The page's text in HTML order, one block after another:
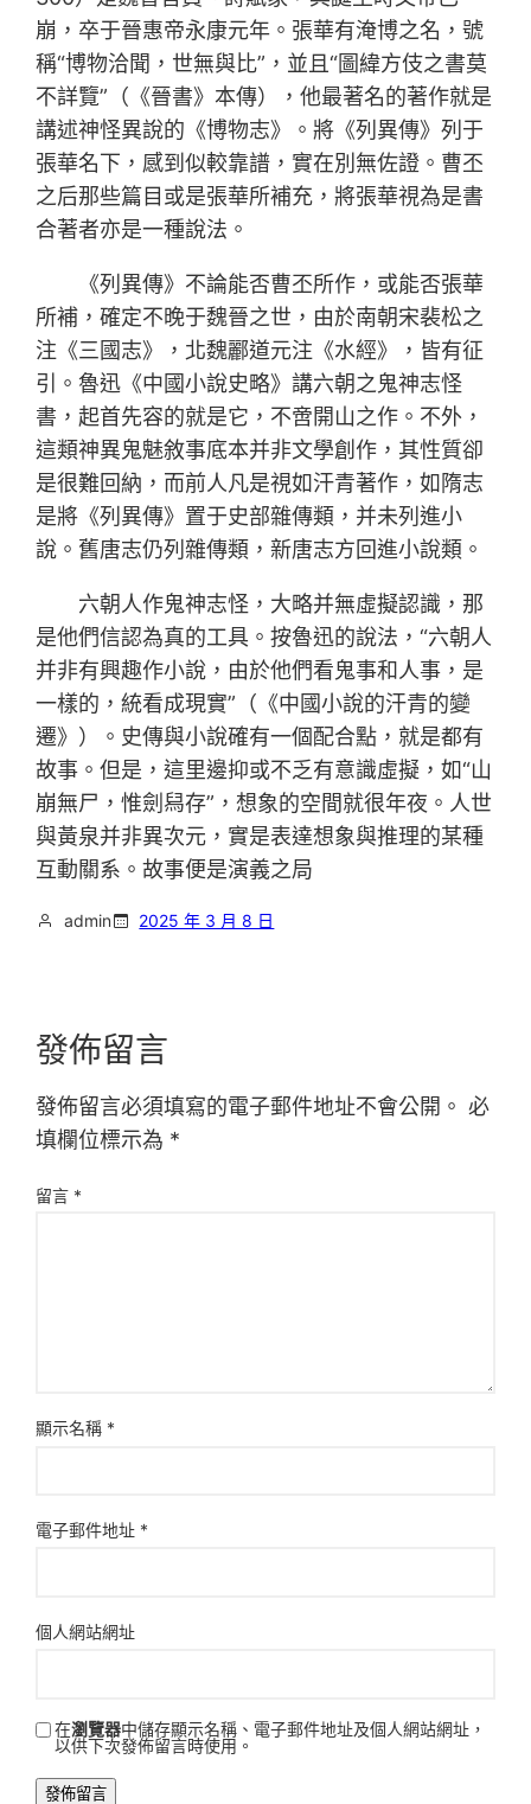
崩，卒于晉惠帝永康元年。張華有淹博之名，號
稱“博物洽聞，世無與比”，並且“圖緯方伎之書莫
不詳覽”（《晉書》本傳），他最著名的著作就是
講述神怪異說的《博物志》。將《列異傳》列于
張華名下，感到似較靠譜，實在別無佐證。曹丕
之后那些篇目或是張華所補充，將張華視為是書
合著者亦是一種說法。
《列異傳》不論能否曹丕所作，或能否張華
所補，確定不晚于魏晉之世，由於南朝宋裴松之
注《三國志》，北魏酈道元注《水經》，皆有征
引。魯迅《中國小說史略》講六朝之鬼神志怪
書，起首先容的就是它，不啻開山之作。不外，
這類神異鬼魅敘事底本并非文學創作，其性質卻
是很難回納，而前人凡是視如汗青著作，如隋志
是將《列異傳》置于史部雜傳類，并未列進小
說。舊唐志仍列雜傳類，新唐志方回進小說類。
六朝人作鬼神志怪，大略并無虛擬認識，那
是他們信認為真的工具。按魯迅的說法，“六朝人
并非有興趣作小說，由於他們看鬼事和人事，是
一樣的，統看成現實”（《中國小說的汗青的變
遷》）。史傳與小說確有一個配合點，就是都有
故事。但是，這里邊抑或不乏有意識虛擬，如“山
崩無尸，惟劍舄存”，想象的空間就很年夜。人世
與黃泉并非異次元，實是表達想象與推理的某種
互動關系。故事便是演義之局
admin 2025 年 3 月 8 日
發佈留言
發佈留言必須填寫的電子郵件地址不會公開。 必
填欄位標示為 *
留言 *
顯示名稱 *
電子郵件地址 *
個人網站網址
在瀏覽器中儲存顯示名稱、電子郵件地址及個人網站網址，
以供下次發佈留言時使用。